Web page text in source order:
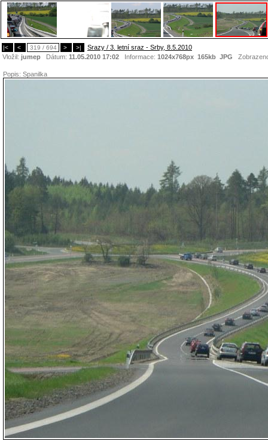
|< < 319 / 694 > >|
Srazy / 3. letní sraz - Srby, 8.5.2010
Vložil: jumep Dátum: 11.05.2010 17:02 Informace: 1024x768px 165kb JPG
Popis: Spanilka